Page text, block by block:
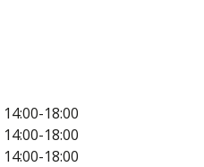
14:00-18:00
14:00-18:00
14:00-18:00